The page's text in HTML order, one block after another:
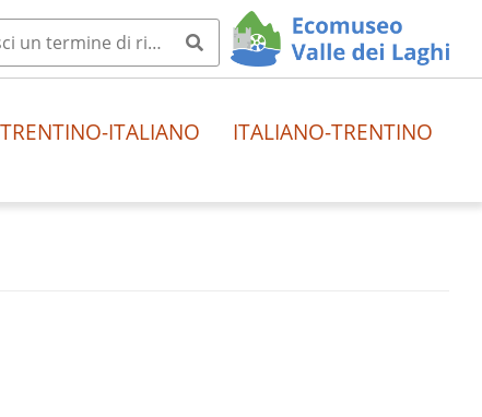
TRENTINO-ITALIANO ITALIANO-TRENTINO